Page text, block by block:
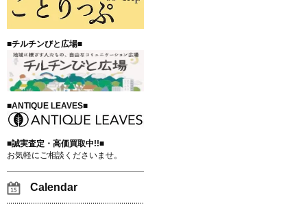
■チルチンびと広場■
■ANTIQUE LEAVES■
■誠実査定・高価買取中!!■
お気軽にご相談くださいませ。
Calendar